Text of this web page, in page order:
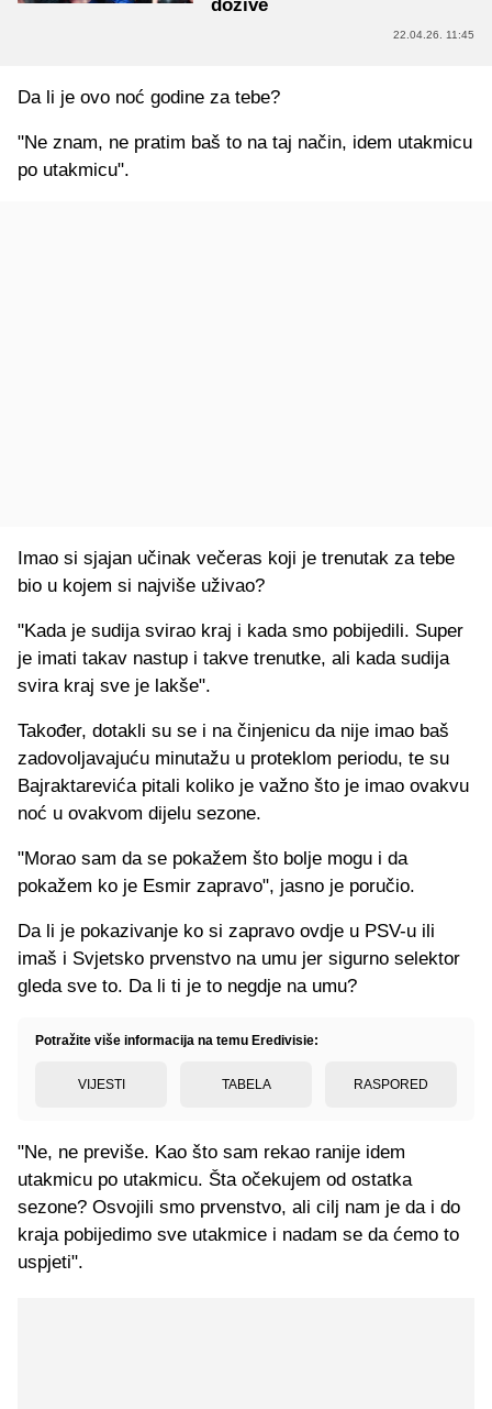
dožive
22.04.26. 11:45
Da li je ovo noć godine za tebe?
"Ne znam, ne pratim baš to na taj način, idem utakmicu
po utakmicu".
Imao si sjajan učinak večeras koji je trenutak za tebe
bio u kojem si najviše uživao?
"Kada je sudija svirao kraj i kada smo pobijedili. Super
je imati takav nastup i takve trenutke, ali kada sudija
svira kraj sve je lakše".
Također, dotakli su se i na činjenicu da nije imao baš
zadovoljavajuću minutažu u proteklom periodu, te su
Bajraktarevića pitali koliko je važno što je imao ovakvu
noć u ovakvom dijelu sezone.
"Morao sam da se pokažem što bolje mogu i da
pokažem ko je Esmir zapravo", jasno je poručio.
Da li je pokazivanje ko si zapravo ovdje u PSV-u ili
imaš i Svjetsko prvenstvo na umu jer sigurno selektor
gleda sve to. Da li ti je to negdje na umu?
Potražite više informacija na temu Eredivisie:
VIJESTI TABELA RASPORED
"Ne, ne previše. Kao što sam rekao ranije idem
utakmicu po utakmicu. Šta očekujem od ostatka
sezone? Osvojili smo prvenstvo, ali cilj nam je da i do
kraja pobijedimo sve utakmice i nadam se da ćemo to
uspjeti".